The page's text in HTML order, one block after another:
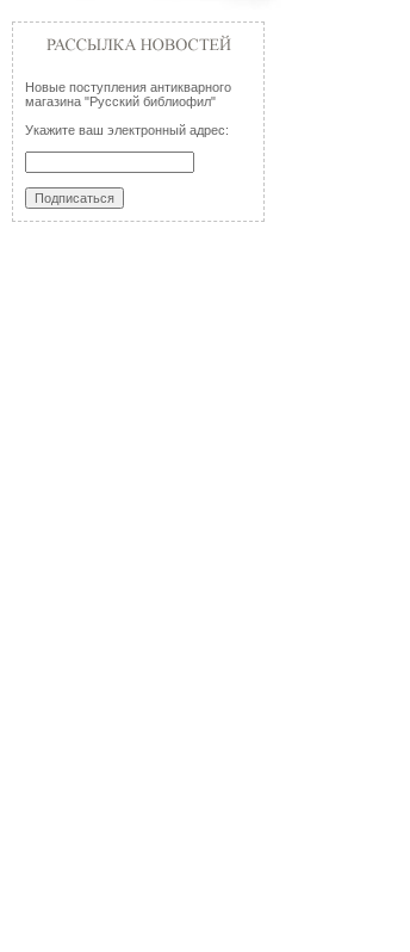
Новые поступления антикварного
магазина "Русский библиофил"
Укажите ваш электронный адрес: